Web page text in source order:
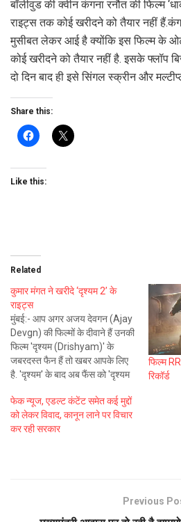
बॉलीवुड की क्वीन कंगना रनौत की फिल्म
राइट्स तक कोई खरीदने को तैयार नहीं
मुसीबत लेकर आई है क्योंकि इस फिल्म के
कोई खरीदने को तैयार नहीं है. इसके फ्लॉप
दो दिन बाद ही इसे सिंगल स्क्रीन और
Share this:
Like this:
Related
कुमार मंगत ने खरीदे ‘दृश्यम 2’ के
राइट्स
मुंबई:- आप अगर अजय देवगन (Ajay
Devgn) की फिल्मों के दीवाने हैं उनकी
फिल्म 'दृश्यम (Drishyam)' के
जबरदस्त फैन हैं तो खबर आपके लिए
है. 'दृश्यम' के बाद अब फैंस को 'दृश्यम
जल्द बड़े पर्दे पर फिर देखने को मिलने
वाली है. अजय देवगन और…
फिल्म
रिकॉर्ड
फेक न्यूज, एडल्ट कंटेंट समेत कई मुद्दों
को लेकर विवाद, कानून लाने पर विचार
कर रही सरकार
Previous